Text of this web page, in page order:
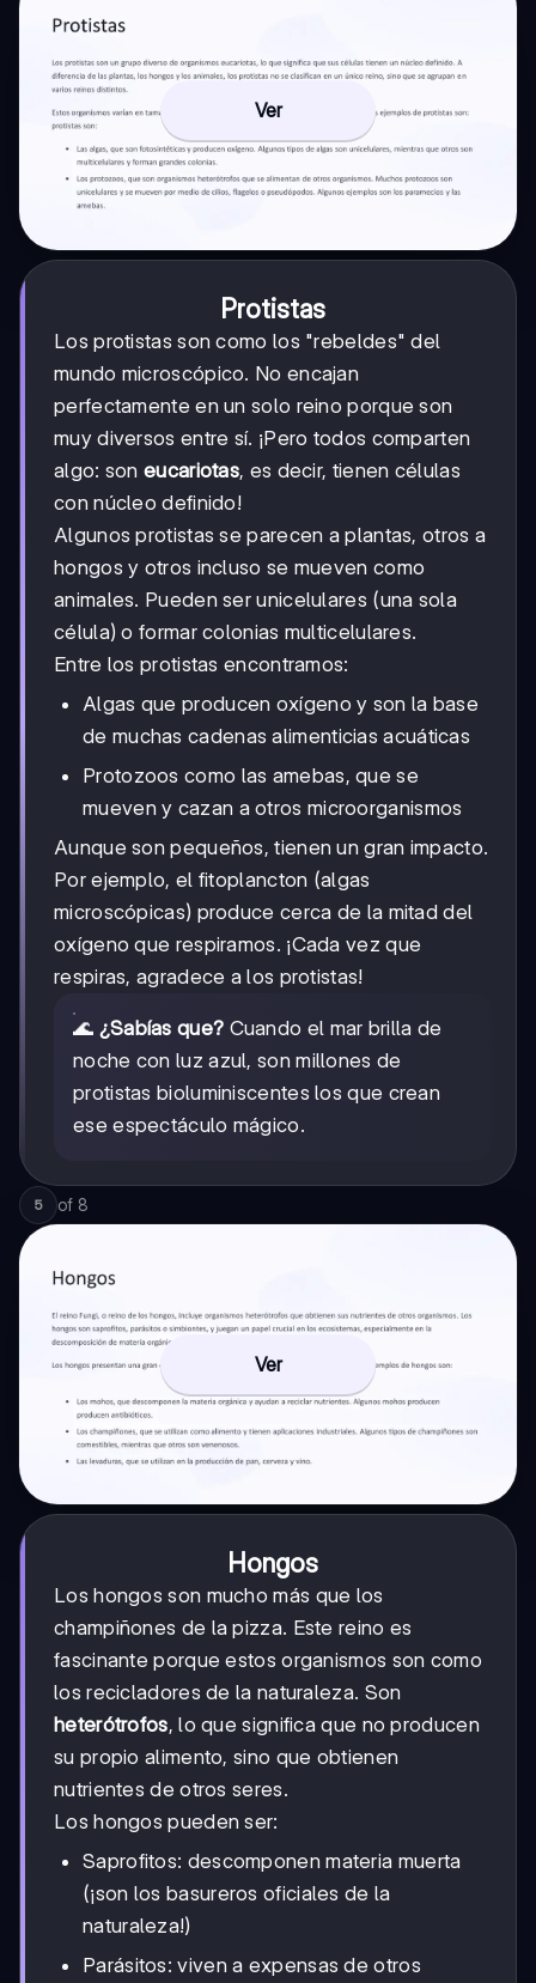
Ver
Protistas
Los protistas son como los "rebeldes" del
mundo microscópico. No encajan
perfectamente en un solo reino porque son
muy diversos entre sí. ¡Pero todos comparten
algo: son eucariotas, es decir, tienen células
con núcleo definido!
Algunos protistas se parecen a plantas, otros a
hongos y otros incluso se mueven como
animales. Pueden ser unicelulares (una sola
célula) o formar colonias multicelulares.
Entre los protistas encontramos:
Algas que producen oxígeno y son la base
de muchas cadenas alimenticias acuáticas
Protozoos como las amebas, que se
mueven y cazan a otros microorganismos
Aunque son pequeños, tienen un gran impacto.
Por ejemplo, el fitoplancton (algas
microscópicas) produce cerca de la mitad del
oxígeno que respiramos. ¡Cada vez que
respiras, agradece a los protistas!
🌊 ¿Sabías que? Cuando el mar brilla de
noche con luz azul, son millones de
protistas bioluminiscentes los que crean
ese espectáculo mágico.
5 of 8
Ver
Hongos
Los hongos son mucho más que los
champiñones de la pizza. Este reino es
fascinante porque estos organismos son como
los recicladores de la naturaleza. Son
heterótrofos, lo que significa que no producen
su propio alimento, sino que obtienen
nutrientes de otros seres.
Los hongos pueden ser:
Saprofitos: descomponen materia muerta
(¡son los basureros oficiales de la
naturaleza!)
Parásitos: viven a expensas de otros